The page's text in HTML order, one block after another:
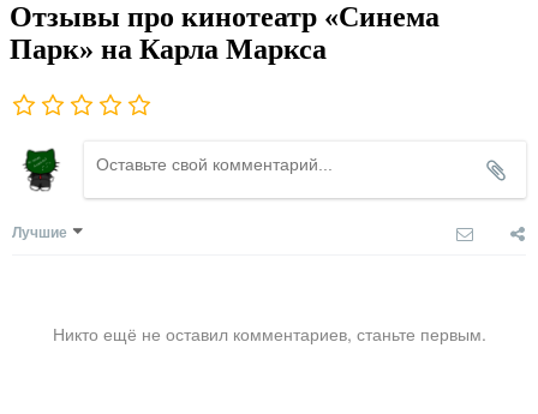
Отзывы про кинотеатр «Синема
Парк» на Карла Маркса
Лучшие
Никто ещё не оставил комментариев, станьте первым.